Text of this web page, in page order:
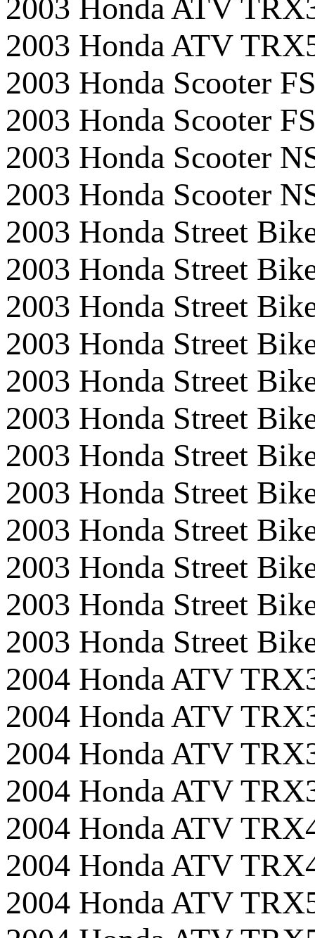
2003 Honda ATV
2003 Honda ATV
2003 Honda Scooter
2003 Honda Scooter
2003 Honda Scooter
2003 Honda Scooter
2003 Honda Street
2003 Honda Street
2003 Honda Street
2003 Honda Street
2003 Honda Street
2003 Honda Street
2003 Honda Street
2003 Honda Street
2003 Honda Street
2003 Honda Street
2003 Honda Street
2003 Honda Street
2004 Honda ATV
2004 Honda ATV
2004 Honda ATV
2004 Honda ATV
2004 Honda ATV
2004 Honda ATV
2004 Honda ATV